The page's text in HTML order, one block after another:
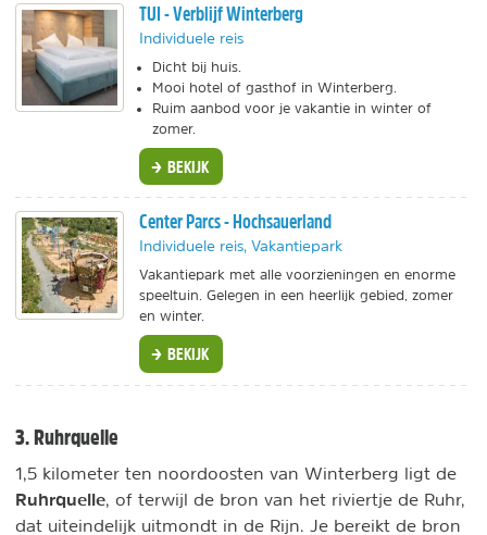
TUI - Verblijf Winterberg
Individuele reis
Dicht bij huis.
Mooi hotel of gasthof in Winterberg.
Ruim aanbod voor je vakantie in winter of
zomer.
BEKIJK
Center Parcs - Hochsauerland
Individuele reis, Vakantiepark
Vakantiepark met alle voorzieningen en enorme
speeltuin. Gelegen in een heerlijk gebied, zomer
en winter.
BEKIJK
3. Ruhrquelle
1,5 kilometer ten noordoosten van Winterberg ligt de
Ruhrquelle , of terwijl de bron van het riviertje de Ruhr,
dat uiteindelijk uitmondt in de Rijn. Je bereikt de bron